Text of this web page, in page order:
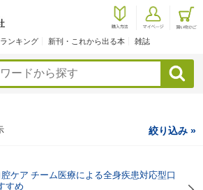
ランキング 新刊・これから出る本 雑誌
検索
絞り込み »
ケア チーム医療による全身疾患対応型口
すめ